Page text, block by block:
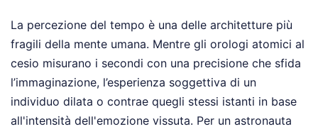
La percezione del tempo è una delle architetture più
fragili della mente umana. Mentre gli orologi atomici al
cesio misurano i secondi con una precisione che sfida
l’immaginazione, l’esperienza soggettiva di un
individuo dilata o contrae quegli stessi istanti in base
all'intensità dell'emozione vissuta. Per un astronauta